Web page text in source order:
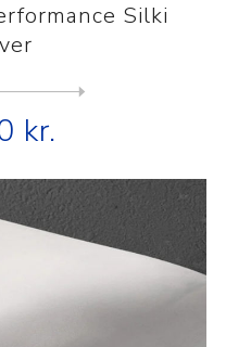
Silki
kr.